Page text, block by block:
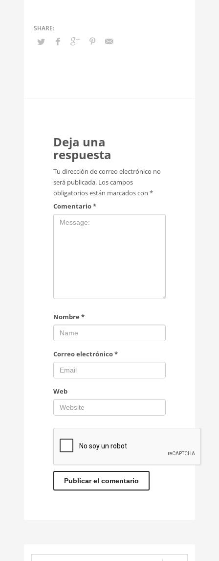
Deja una
respuesta
Tu dirección de correo electrónico no
será publicada. Los campos
obligatorios están marcados con *
Comentario*
Nombre *
Correo electrónico*
Web